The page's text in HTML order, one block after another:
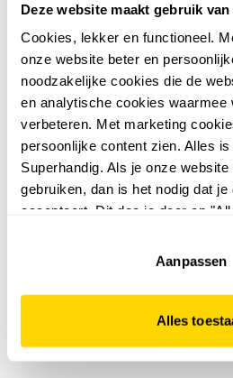
Deze website maakt gebruik
Cookies, lekker en functioneel.
onze website beter en
noodzakelijke cookies die de
en analytische cookies waarmee
verbeteren. Met marketing
persoonlijke content zien. Alles
Superhandig. Als je onze
gebruiken, dan is het nodig dat je
accepteert. Dit doe je door op
website niet optimaal functioneert.
Aanpassen
Alles